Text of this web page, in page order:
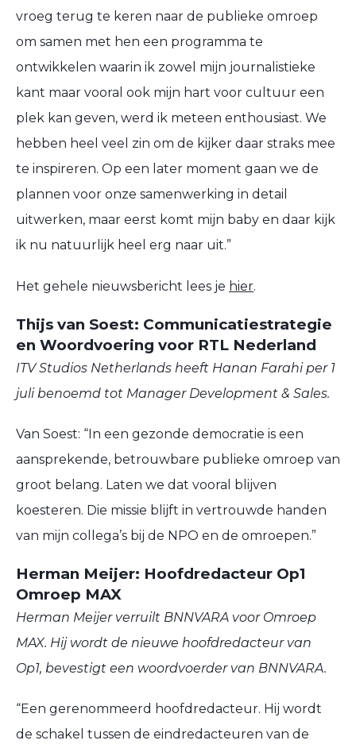
vroeg terug te keren naar de publieke omroep
om samen met hen een programma te
ontwikkelen waarin ik zowel mijn journalistieke
kant maar vooral ook mijn hart voor cultuur een
plek kan geven, werd ik meteen enthousiast. We
hebben heel veel zin om de kijker daar straks mee
te inspireren. Op een later moment gaan we de
plannen voor onze samenwerking in detail
uitwerken, maar eerst komt mijn baby en daar kijk
ik nu natuurlijk heel erg naar uit.”
Het gehele nieuwsbericht lees je hier.
Thijs van Soest: Communicatiestrategie
en Woordvoering voor RTL Nederland
ITV Studios Netherlands heeft Hanan Farahi per 1
juli benoemd tot Manager Development & Sales.
Van Soest: “In een gezonde democratie is een
aansprekende, betrouwbare publieke omroep van
groot belang. Laten we dat vooral blijven
koesteren. Die missie blijft in vertrouwde handen
van mijn collega’s bij de NPO en de omroepen.”
Herman Meijer: Hoofdredacteur Op1
Omroep MAX
Herman Meijer verruilt BNNVARA voor Omroep
MAX. Hij wordt de nieuwe hoofdredacteur van
Op1, bevestigt een woordvoerder van BNNVARA.
“Een gerenommeerd hoofdredacteur. Hij wordt
de schakel tussen de eindredacteuren van de